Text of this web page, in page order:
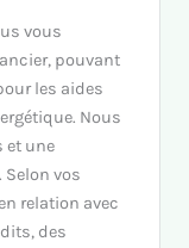
vous
pouvant
les aides
Nous
et une
vos
relation avec
des